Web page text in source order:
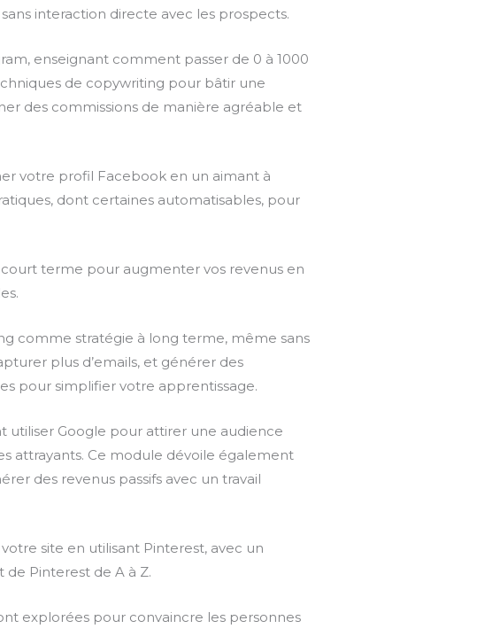
interaction directe avec les prospects.
enseignant comment passer de 0 à 1000
de copywriting pour bâtir une
des commissions de manière agréable et
votre profil Facebook en un aimant à
dont certaines automatisables, pour
terme pour augmenter vos revenus en
comme stratégie à long terme, même sans
plus d’emails, et générer des
pour simplifier votre apprentissage.
Google pour attirer une audience
attrayants. Ce module dévoile également
des revenus passifs avec un travail
site en utilisant Pinterest, avec un
Pinterest de A à Z.
explorées pour convaincre les personnes